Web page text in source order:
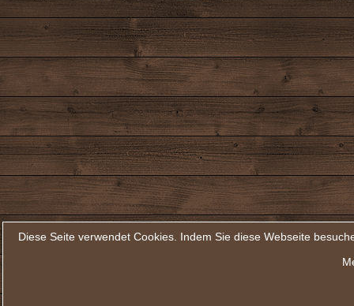
Diese Seite verwendet Cookies. Indem Sie diese Webseite